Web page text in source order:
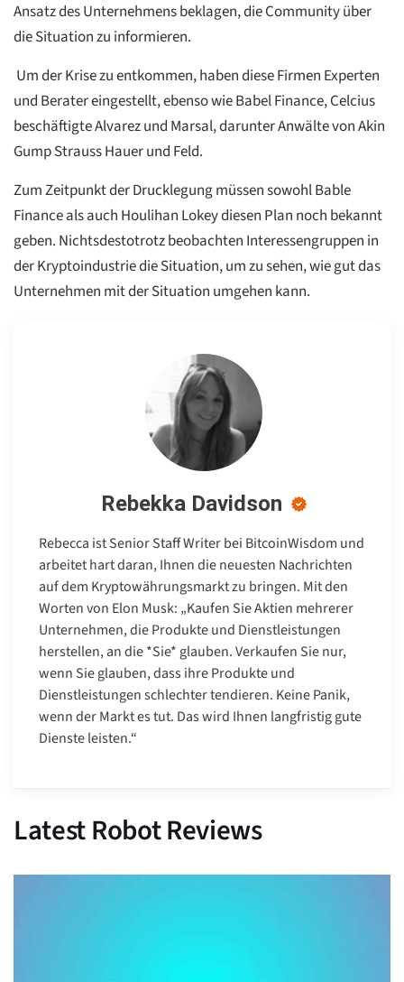
Ansatz des Unternehmens beklagen, die Community über
die Situation zu informieren.
Um der Krise zu entkommen, haben diese Firmen Experten
und Berater eingestellt, ebenso wie Babel Finance, Celcius
beschäftigte Alvarez und Marsal, darunter Anwälte von Akin
Gump Strauss Hauer und Feld.
Zum Zeitpunkt der Drucklegung müssen sowohl Bable
Finance als auch Houlihan Lokey diesen Plan noch bekannt
geben. Nichtsdestotrotz beobachten Interessengruppen in
der Kryptoindustrie die Situation, um zu sehen, wie gut das
Unternehmen mit der Situation umgehen kann.
Rebekka Davidson
Rebecca ist Senior Staff Writer bei BitcoinWisdom und
arbeitet hart daran, Ihnen die neuesten Nachrichten
auf dem Kryptowährungsmarkt zu bringen. Mit den
Worten von Elon Musk: „Kaufen Sie Aktien mehrerer
Unternehmen, die Produkte und Dienstleistungen
herstellen, an die *Sie* glauben. Verkaufen Sie nur,
wenn Sie glauben, dass ihre Produkte und
Dienstleistungen schlechter tendieren. Keine Panik,
wenn der Markt es tut. Das wird Ihnen langfristig gute
Dienste leisten.“
Latest Robot Reviews